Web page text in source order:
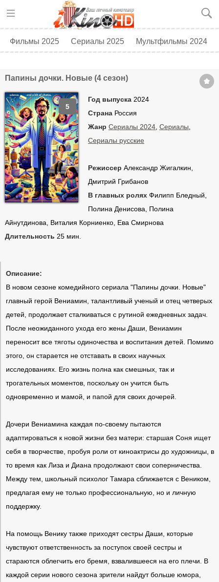
Фильмы 2025 Сериалы 2025 Мультфильмы 2024
Папины дочки. Новые (4 сезон)
Год выпуска 2024
Страна Россия
Жанр Сериалы 2024 Сериалы
Сериалы русские
Режиссер Александр Жигалкин,
Дмитрий Грибанов
В главных ролях Филипп Бледный,
Полина Денисова, Полина
Айнутдинова, Виталия Корниенко, Ева Смирнова
Длительность 25 мин.
5
Описание:
В новом сезоне комедийного сериала "Папины дочки. Новые"
главный герой Вениамин, талантливый ученый и отец четверых
детей, продолжает сталкиваться с рутиной ежедневных задач.
После неожиданного ухода его жены Даши, Вениамин
переносит все тяготы одиночества и воспитания детей. Помимо
этого, он старается не отставать в своих научных
исследованиях. Его жизнь полна как смешных, так и
трогательных моментов, поскольку он учится быть
одновременно и мамой, и папой для своих дочерей.
Дочери Вениамина каждая по-своему пытаются
адаптироваться к новой жизни без матери: старшая Соня ищет
себя в творчестве, пробуя роли от киноактрисы до художницы, в
то время как Лиза и Диана продолжают свои соперничества.
Между тем, школьный психолог Тамара сближается с Веником,
предлагая ему не только профессиональную, но и личную
поддержку.
На помощь Венику также приходят сестры Даши, которые
чувствуют ответственность за поступок своей сестры и
стараются облегчить его бремя, взвалившееся на его плечи. В
каждой серии нового сезона зрители найдут больше юмора,